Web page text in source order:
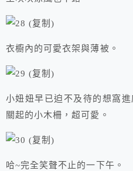
衣櫥內的可愛衣架與薄被。
小妞妞早已迫不及待的想窩
關起的小木柵，超可愛。
哈~完全笑聲不止的一下午。